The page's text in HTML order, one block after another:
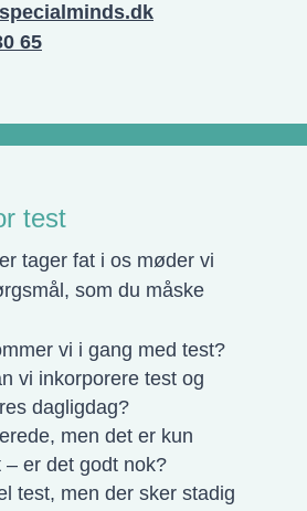
65
test
tager fat i os møder vi
som du måske
vi i gang med test?
vi inkorporere test og
dagligdag?
men det er kun
– er det godt nok?
test, men der sker stadig